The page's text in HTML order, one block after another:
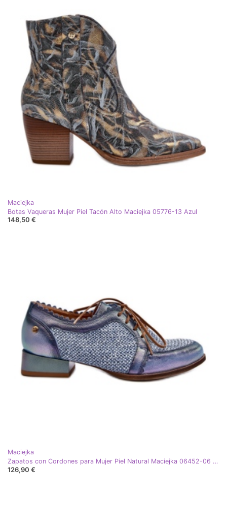
Maciejka
Botas Vaqueras Mujer Piel Tacón Alto Maciejka 05776-13 Azul
148,50 €
Maciejka
Zapatos con Cordones para Mujer Piel Natural Maciejka 06452-06 Azul
126,90 €